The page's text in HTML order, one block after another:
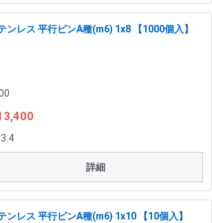
ンレス 平行ピンA種(m6) 1x8 【1000個入】
詳細
ンレス 平行ピンA種(m6) 1x10 【10個入】